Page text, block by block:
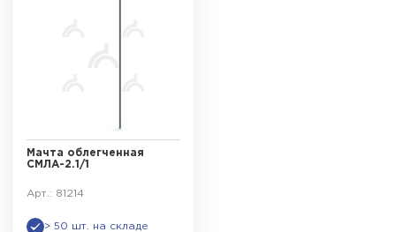
Мачта облегченная
СМЛА-2.1/1
Арт.: 81214
> 50 шт. на складе